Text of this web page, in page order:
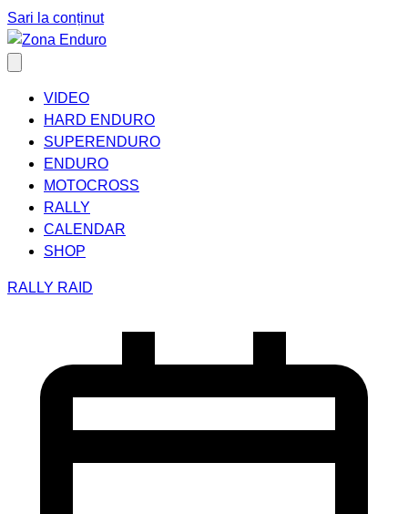
Sari la conținut
VIDEO
HARD ENDURO
SUPERENDURO
ENDURO
MOTOCROSS
RALLY
CALENDAR
SHOP
RALLY RAID